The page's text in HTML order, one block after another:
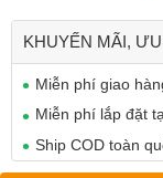
KHUYẾN MÃI,
Miễn phí giao
Miễn phí lắp đặt
Ship COD toàn